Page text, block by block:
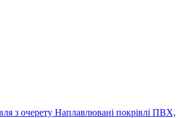
з очерету Наплавлювані покрівлі ПВХ,